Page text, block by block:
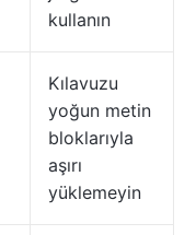
kullanın
Kılavuzu
yoğun metin
bloklarıyla
aşırı
yüklemeyin